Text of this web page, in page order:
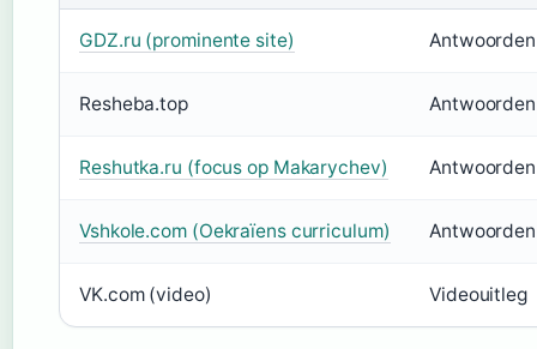
GDZ.ru (prominente site)
Resheba.top Antwoorden
Reshutka.ru (focus op Makarychev) Antwoorden
Vshkole.com (Oekraïens curriculum)
VK.com (video) Videouitleg